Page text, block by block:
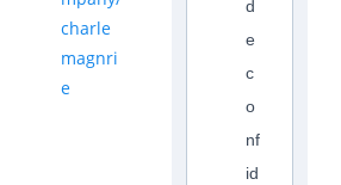
charle
magnri
e
d
e
c
o
nf
id